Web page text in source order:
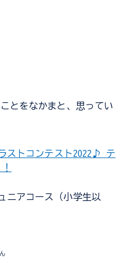
とをなかまと、思ってい
ストコンテスト2022♪ テ
ニアコース（小学生以